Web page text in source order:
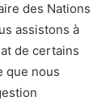
des Nations
assistons à
de certains
que nous